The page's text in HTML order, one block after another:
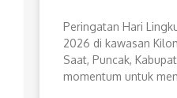
Peringatan Hari
2026 di kawasan
Saat, Puncak,
momentum untuk